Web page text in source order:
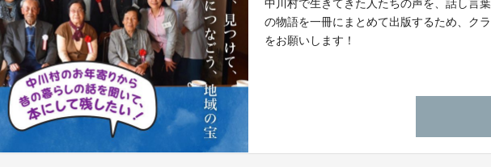
中川村で生きてきた人たちの声を、話し言
の物語を一冊にまとめて出版するため、ク
をお願いします！